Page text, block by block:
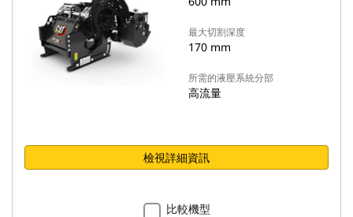
最大切割深度
170 mm
所需的液壓系統分部
高流量
檢視詳細資訊
比較機型